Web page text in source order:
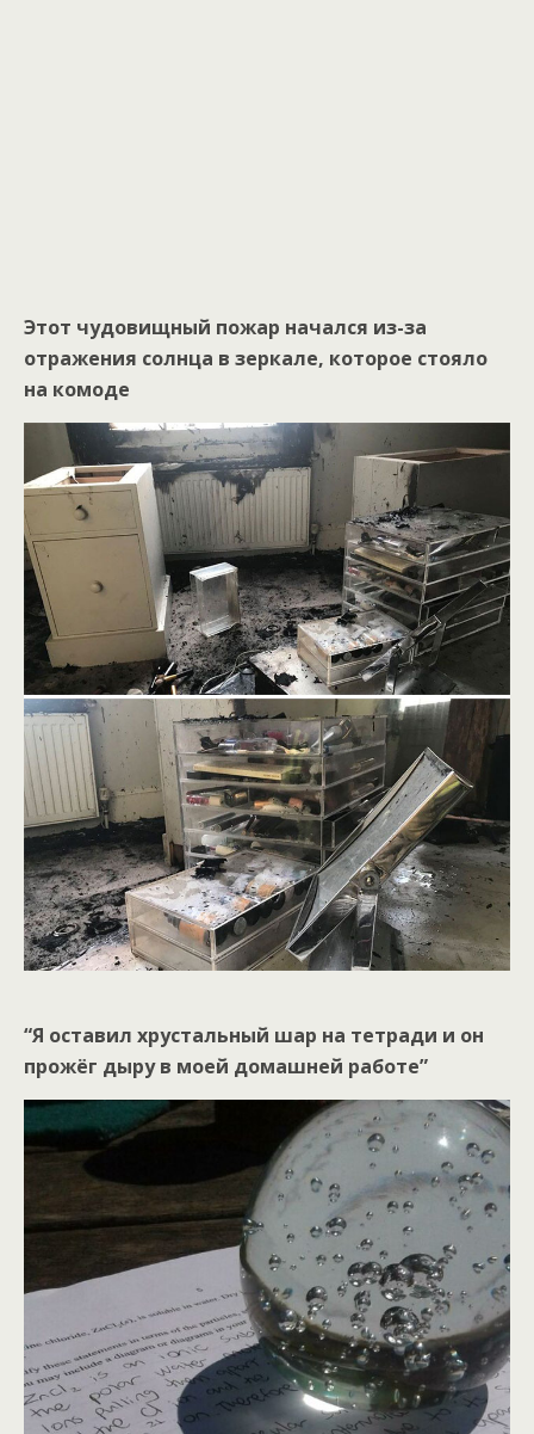
Этот чудовищный пожар начался из-за
отражения солнца в зеркале, которое стояло
на комоде
“Я оставил хрустальный шар на тетради и он
прожёг дыру в моей домашней работе”